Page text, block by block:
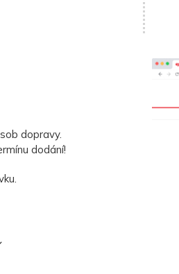
dopravy.
dodání!